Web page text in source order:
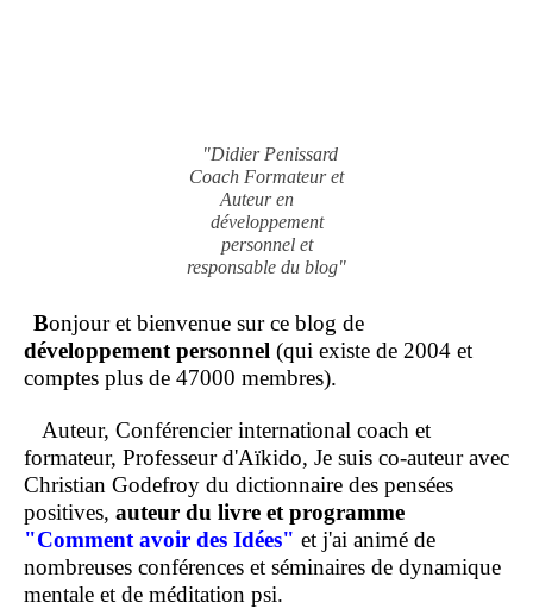
"Didier Penissard
Coach Formateur et
Auteur en
développement
personnel et
responsable du blog"
Bonjour et bienvenue sur ce blog de
développement personnel (qui existe de 2004 et
comptes plus de 47000 membres).
Auteur, Conférencier international coach et
formateur, Professeur d'Aïkido, Je suis co-auteur avec
Christian Godefroy du dictionnaire des pensées
positives, auteur du livre et programme
"Comment avoir des Idées" et j'ai animé de
nombreuses conférences et séminaires de dynamique
mentale et de méditation psi.